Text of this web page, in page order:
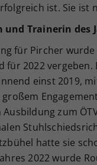
ist. Sie
Trainerin des
für Pircher
für 2022
einst 2019,
zum
hatte sie
2022 wurde